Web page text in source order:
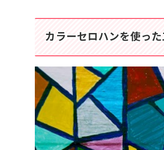
カラーセロハンを使った